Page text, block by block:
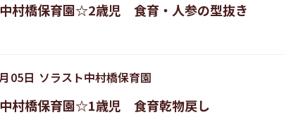
村橋保育園☆2歳児 食育・人参の型抜き
05日 ソラスト中村橋保育園
村橋保育園☆1歳児 食育乾物戻し